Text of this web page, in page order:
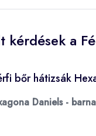
kérdések a
bőr hátizsák
Daniels - barna